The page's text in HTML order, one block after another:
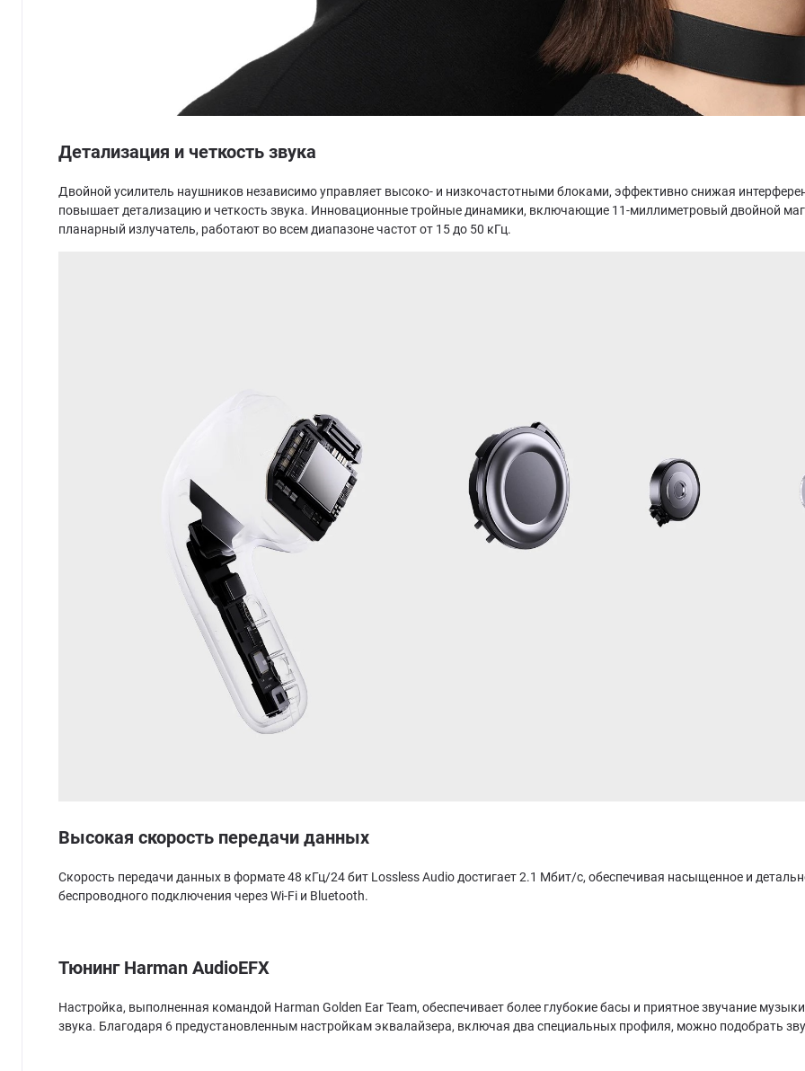
Детализация и четкость звука
Двойной усилитель наушников независимо управляет высоко- и низкочастотными блоками, эффективно снижая
повышает детализацию и четкость звука. Инновационные тройные динамики, включающие 11-миллиметровый двойной
планарный излучатель, работают во всем диапазоне частот от 15 до 50 кГц.
Высокая скорость передачи данных
Скорость передачи данных в формате 48 кГц/24 бит Lossless Audio достигает 2.1 Мбит/с, обеспечивая насыщенное и
беспроводного подключения через Wi-Fi и Bluetooth.
Тюнинг Harman AudioEFX
Настройка, выполненная командой Harman Golden Ear Team, обеспечивает более глубокие басы и приятное звучание
звука. Благодаря 6 предустановленным настройкам эквалайзера, включая два специальных профиля, можно подобрать